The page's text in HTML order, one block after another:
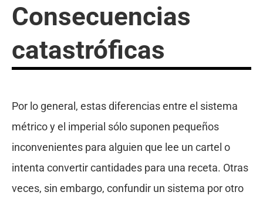
Consecuencias
catastróficas
Por lo general, estas diferencias entre el sistema
métrico y el imperial sólo suponen pequeños
inconvenientes para alguien que lee un cartel o
intenta convertir cantidades para una receta. Otras
veces, sin embargo, confundir un sistema por otro